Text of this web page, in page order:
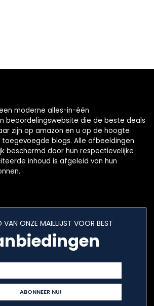
moderne alles-in-één
beoordelingswebsite die de beste deals
zijn op amazon en u op de hoogte
blogs. Alle afbeeldingen
beschermd door hun respectievelijke
inhoud is afgeleid van hun
VAN ONZE MAILLIJST VOOR BEST